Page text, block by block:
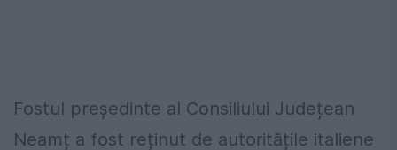
Fostul președinte al Consiliului Județean
Neamț a fost reținut de autoritățile italiene